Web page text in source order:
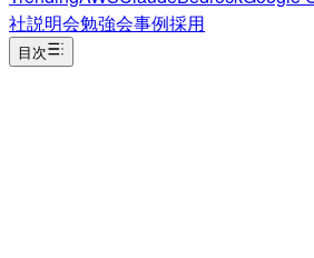
社説明会勉強会事例採用
目次